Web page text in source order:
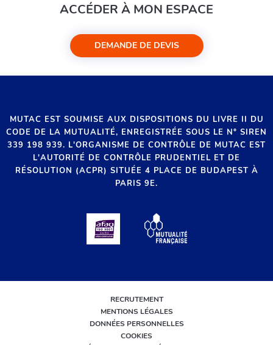
ACCÉDER À MON ESPACE
DEMANDE DE DEVIS
MUTAC EST SOUMISE AUX DISPOSITIONS DU LIVRE II DU
CODE DE LA MUTUALITÉ, ENREGISTRÉE SOUS LE N° SIREN
339 198 939. L'ORGANISME DE CONTRÔLE DE MUTAC EST
L'AUTORITÉ DE CONTRÔLE PRUDENTIEL ET DE
RÉSOLUTION (ACPR) SITUÉE 4 PLACE DE BUDAPEST À
PARIS 9E.
RECRUTEMENT
MENTIONS LÉGALES
DONNÉES PERSONNELLES
COOKIES